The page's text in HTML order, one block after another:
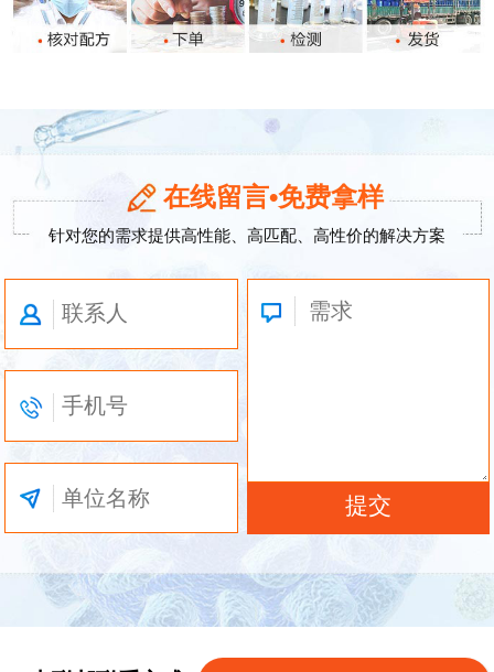
在线留言•免费拿样
针对您的需求提供高性能、高匹配、高性价的解决方案